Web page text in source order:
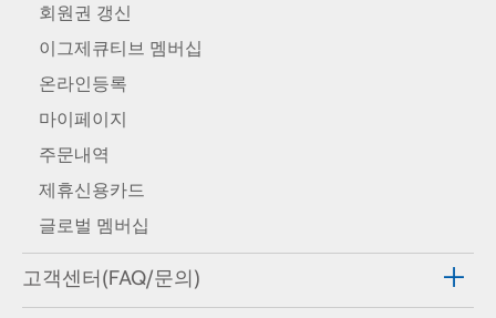
회원권 갱신
이그제큐티브 멤버십
온라인등록
마이페이지
주문내역
제휴신용카드
글로벌 멤버십
고객센터(FAQ/문의)